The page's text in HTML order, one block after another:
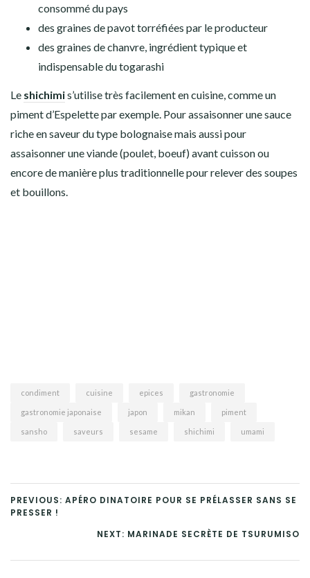
consommé du pays
des graines de pavot torréfiées par le producteur
des graines de chanvre, ingrédient typique et
indispensable du togarashi
Le shichimis’utilise très facilement en cuisine, comme un
piment d’Espelette par exemple. Pour assaisonner une sauce
riche en saveur du type bolognaise mais aussi pour
assaisonner une viande (poulet, boeuf) avant cuisson ou
encore de manière plus traditionnelle pour relever des soupes
et bouillons.
condiment cuisine epices gastronomie
gastronomie japonaise japon mikan piment
sansho saveurs sesame shichimi umami
PREVIOUS: APÉRO DINATOIRE POUR SE PRÉLASSER SANS SE
PRESSER !
NEXT: MARINADE SECRÈTE DE TSURUMISO